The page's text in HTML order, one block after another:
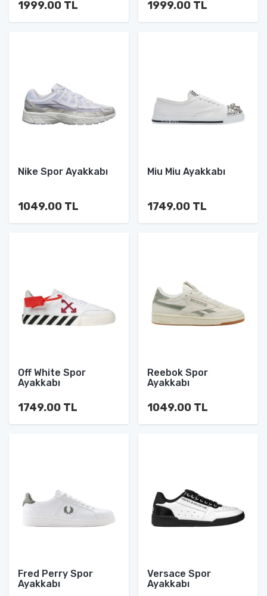
1999.00 TL 1999.00 TL
Nike Spor Ayakkabı
1049.00 TL
Miu Miu Ayakkabı
1749.00 TL
Off White Spor
Ayakkabı
1749.00 TL
Reebok Spor
Ayakkabı
1049.00 TL
Fred Perry Spor
Ayakkabı
Versace Spor
Ayakkabı